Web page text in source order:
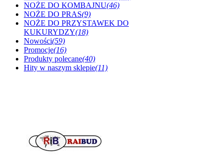
NOŻE DO KOMBAJNU(46)
NOŻE DO PRAS(9)
NOŻE DO PRZYSTAWEK DO
KUKURYDZY(18)
Nowości(59)
Promocje(16)
Produkty polecane(40)
Hity w naszym sklepie(11)